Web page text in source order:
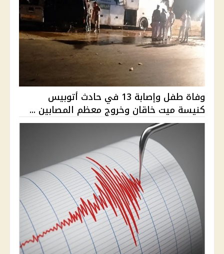
وفاة طفل وإصابة 13 في حادث أتوبيس
كنيسة ميت خاقان وخروج معظم المصابين ...